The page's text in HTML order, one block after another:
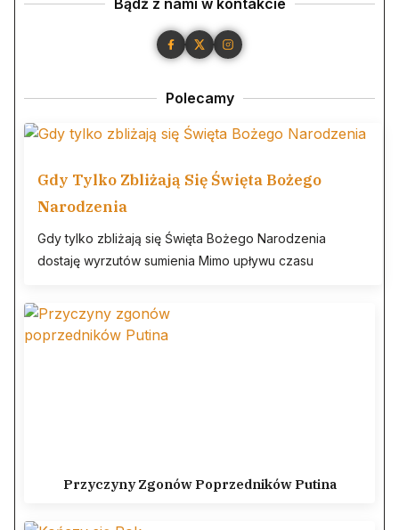
Bądź z nami w kontakcie
Polecamy
Gdy Tylko Zbliżają Się Święta Bożego
Narodzenia
Gdy tylko zbliżają się Święta Bożego Narodzenia
dostaję wyrzutów sumienia Mimo upływu czasu
Przyczyny Zgonów Poprzedników Putina